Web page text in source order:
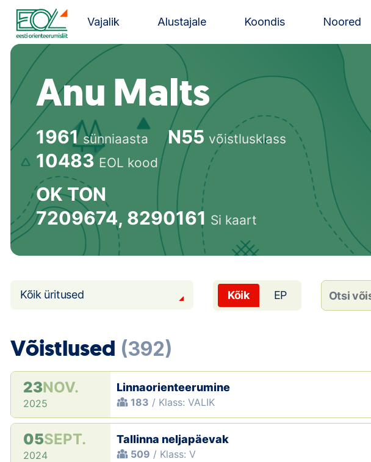
Liigu
juurde
Estonian Orienteering Federation
Vajalik Alustajale Koondis Noored
Anu Malts
1961 sünniaasta N55 võistlusklass
10483EOL kood
OK TON
7209674, 8290161 Si kaart
Kõik üritused Kõik EP
Võistlused (392)
23NOV.
2025
Linnaorienteerumine
183 / Klass: VALIK
05SEPT.
2024
Tallinna neljapäevak
509 / Klass: V